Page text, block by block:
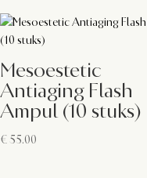
Mesoestetic
Antiaging Flash
Ampul (10 stuks)
€55.00